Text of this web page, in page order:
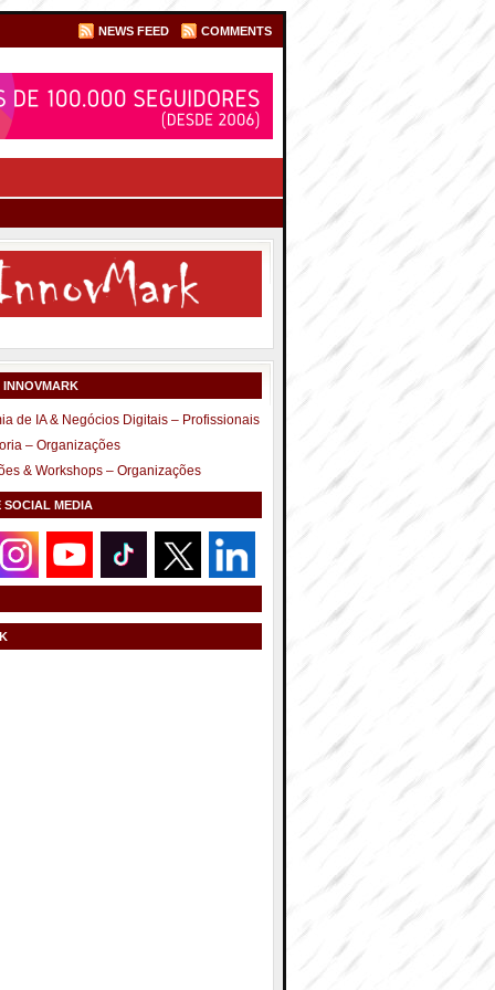
NEWS FEED COMMENTS
INNOVMARK
de IA & Negócios Digitais – Profissionais
– Organizações
& Workshops – Organizações
SOCIAL MEDIA